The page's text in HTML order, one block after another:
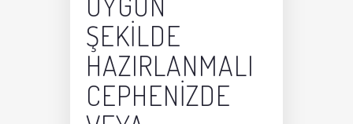
ŞEKILDE
HAZIRLANMALI
CEPHENIZDE